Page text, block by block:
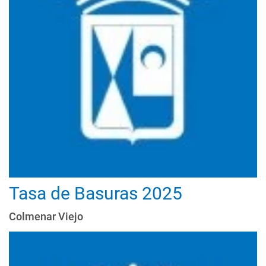
Tasa de Basuras 2025
Colmenar Viejo